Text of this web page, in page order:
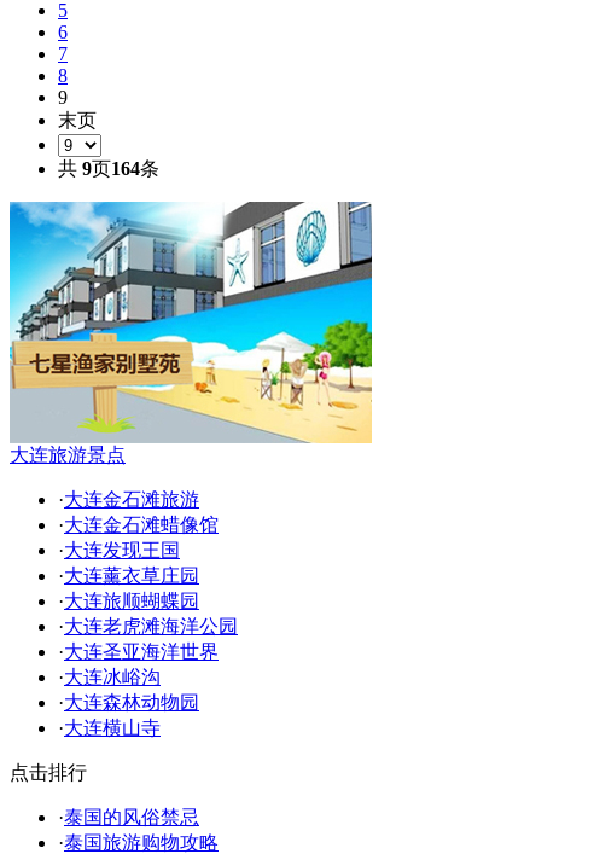
5
6
7
8
9
末页
共 9页164条
大连旅游景点
·大连金石滩旅游
·大连金石滩蜡像馆
·大连发现王国
·大连薰衣草庄园
·大连旅顺蝴蝶园
·大连老虎滩海洋公园
·大连圣亚海洋世界
·大连冰峪沟
·大连森林动物园
·大连横山寺
点击排行
·泰国的风俗禁忌
·泰国旅游购物攻略